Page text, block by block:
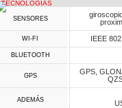
TECNOLOGÍAS
SENSORES
WI-FI IEEE
BLUETOOTH
GPS
GPS,
ADEMÁS